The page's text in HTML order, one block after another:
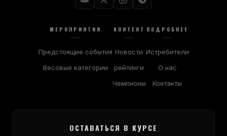
МЕРОПРИЯТИЯ
Предстоящие события
Весовые категории
КОНТЕНТ
Новости
рейтинги
Чемпионы
ПОДРОБНЕЕ
Истребители
О нас
Контакты
ОСТАВАТЬСЯ В КУРСЕ